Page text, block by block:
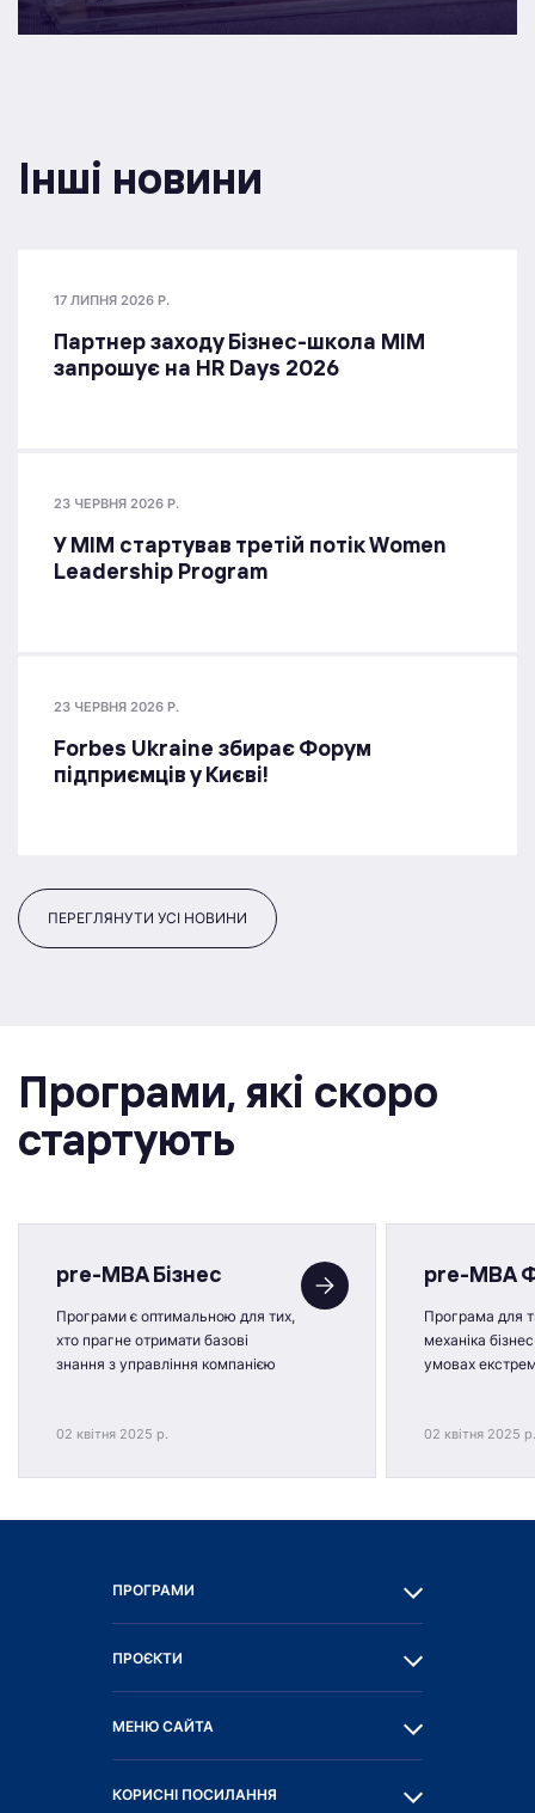
Інші новини
17 ЛИПНЯ 2026 Р.
Партнер заходу Бізнес-школа МІМ
запрошує на HR Days 2026
23 ЧЕРВНЯ 2026 Р.
У МІМ стартував третій потік Women
Leadership Program
23 ЧЕРВНЯ 2026 Р.
Forbes Ukraine збирає Форум
підприємців у Києві!
ПЕРЕГЛЯНУТИ УСІ НОВИНИ
Програми, якi скоро
стартують
pre-MBA Бізнес
Програми є оптимальною для тих,
хто прагне отримати базові
знання з управління компанією
02 квітня 2025 р.
pre-MBA
Програма для
механіка
умовах
02 квітня 2025 р.
ПРОГРАМИ
ПРОЄКТИ
МЕНЮ САЙТА
КОРИСНІ ПОСИЛАННЯ